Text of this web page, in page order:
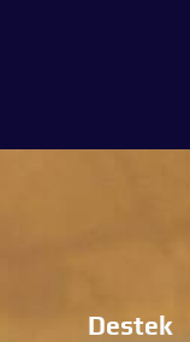
Destek